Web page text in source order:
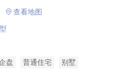
查看地图
盘 普通住宅 别墅